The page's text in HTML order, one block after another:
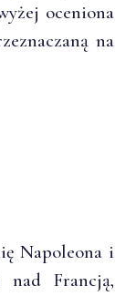
oceniona
na
Napoleona i
Francją,